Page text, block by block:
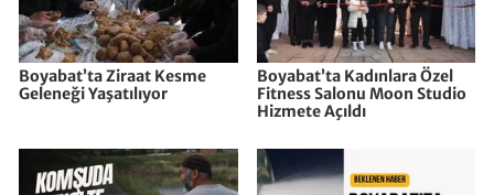
Boyabat’ta Ziraat Kesme
Geleneği Yaşatılıyor
Boyabat’ta Kadınlara Özel
Fitness Salonu Moon Studio
Hizmete Açıldı